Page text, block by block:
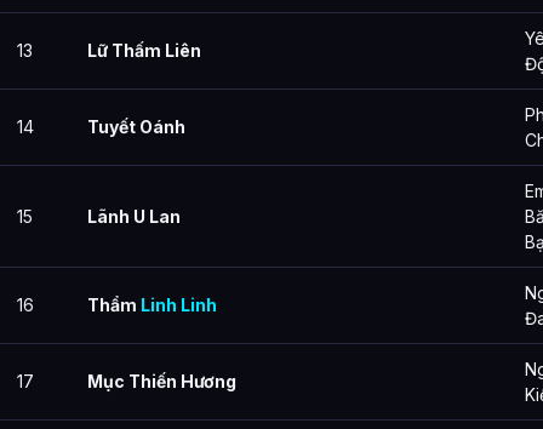
13 Lữ Thấm Liên
14 Tuyết Oánh
15 Lãnh U Lan
16 Thẩm Linh Linh
17 Mục Thiến Hương